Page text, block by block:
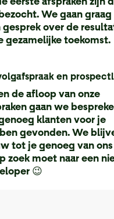
We gaan
gesprek over de
gezamelijke toekomst.
en
de afloop van onze
gaan we
klanten voor je
gevonden. We
tot je genoeg van
zoek moet naar een
😉